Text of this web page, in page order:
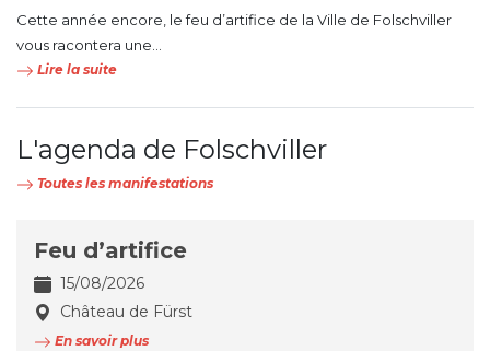
Cette année encore, le feu d’artifice de la Ville de Folschviller
vous racontera une...
Lire la suite
L'agenda de Folschviller
Toutes les manifestations
Feu d’artifice
15/08/2026
Château de Fürst
En savoir plus